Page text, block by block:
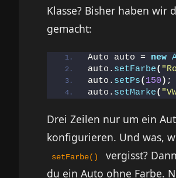
Klasse? Bisher haben wir
gemacht:
Auto auto = new
auto. setFarbe(
auto. setPs( 150 ) ;
auto. setMarke(
Drei Zeilen nur um ein
konfigurieren. Und was,
setFarbe()
vergisst?
du ein Auto ohne Farbe.